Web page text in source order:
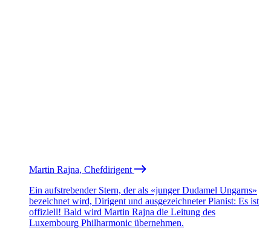
Martin Rajna, Chefdirigent
Ein aufstrebender Stern, der als «junger Dudamel Ungarns»
bezeichnet wird, Dirigent und ausgezeichneter Pianist: Es ist
offiziell! Bald wird Martin Rajna die Leitung des
Luxembourg Philharmonic übernehmen.